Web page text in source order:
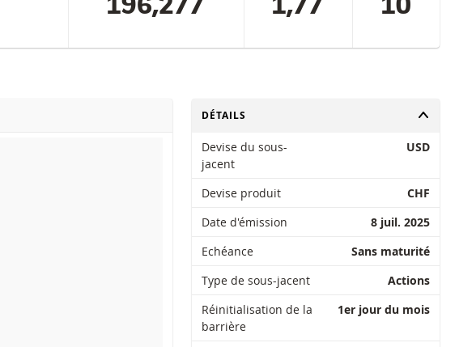
196,277 1,77 10
CHANGER
DÉTAILS
Devise du sous-
jacent
USD
Devise produit
CHF
Date d'émission
8 juil. 2025
Echéance
Sans maturité
Type de sous-jacent
Actions
Réinitialisation de la
barrière
1er jour du mois